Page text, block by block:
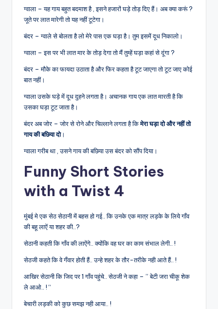
ग्वाला – यह गाय बहुत बदमाश है , इसने हजारों घड़े तोड़ दिए हैं। अब क्या करूं ?
जूते पर लात मारेगी तो यह नहीं टूटेगा।
बंदर – ग्वाले से बोलता है लो मेरे पास एक घड़ा है। तुम इसमें दूध निकालो।
ग्वाला – इस पर भी लात मार के तोड़ देगा तो मैं तुम्हें घड़ा कहां से दूंगा ?
बंदर – मौके का फायदा उठाता है और फिर कहता है टूट जाएगा तो टूट जाए कोई
बात नहीं।
ग्वाला उसके घड़े में दूध दुहने लगता है। अचानक गाय एक लात मारती है कि
उसका घड़ा टूट जाता है।
बंदर अब जोर – जोर से रोने और चिल्लाने लगता है किमेरा घड़ा दो और नहीं तो
गाय की बछिया दो।
ग्वाला गरीब था , उसने गाय की बछिया उस बंदर को सौंप दिया।
Funny Short Stories
with a Twist 4
मुंबई मे एक सेठ सेठानी में बहस हो गई.. कि उनके एक मात्र लड़के के लिये गाँव
की बहू लाऐं या शहर की..?
सेठानी कहती कि गाँव की लाऐंगे.. क्योंकि वह घर का काम संभाल लेगी.. !
सेठजी कहते कि वे गँवार होती हैं.. उन्हे शहर के तौर-तरीके नही आते हैं.. !
आखिर सेठानी कि जिद पर 1 गाँव पहुंचे.. सेठजी ने कहा – ” बेटी जरा चीकू शेक
ले आओ.. ! “
बेचारी लड़की को कुछ समझ नही आया.. !